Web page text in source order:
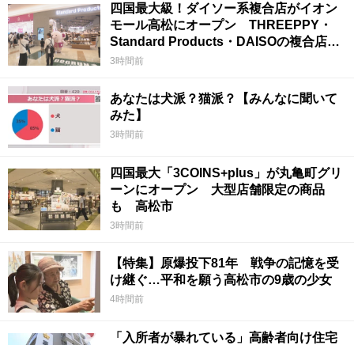
四国最大級！ダイソー系複合店がイオン
モール高松にオープン THREEPPY・
Standard Products・DAISOの複合店は
香川県初
3時間前
あなたは犬派？猫派？【みんなに聞いて
みた】
3時間前
四国最大「3COINS+plus」が丸亀町グリ
ーンにオープン 大型店舗限定の商品
も 高松市
3時間前
【特集】原爆投下81年 戦争の記憶を受
け継ぐ…平和を願う高松市の9歳の少女
4時間前
「入所者が暴れている」高齢者向け住宅